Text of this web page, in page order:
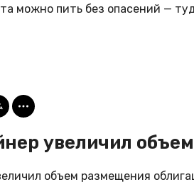
можно пить без опасений —
увеличил